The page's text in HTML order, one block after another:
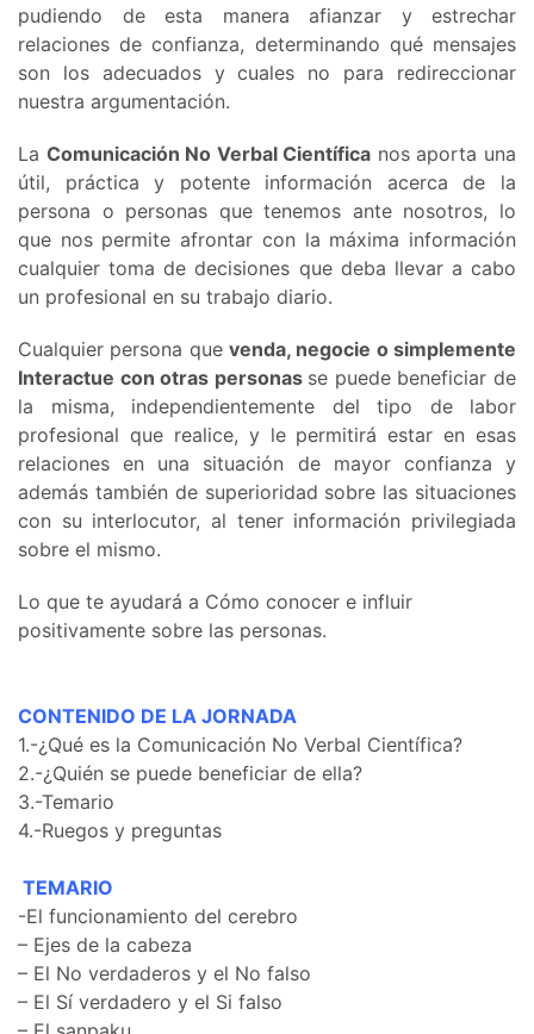
pudiendo de esta manera afianzar y estrechar
relaciones de confianza, determinando qué mensajes
son los adecuados y cuales no para redireccionar
nuestra argumentación.
La Comunicación No Verbal Científica nos aporta una
útil, práctica y potente información acerca de la
persona o personas que tenemos ante nosotros, lo
que nos permite afrontar con la máxima información
cualquier toma de decisiones que deba llevar a cabo
un profesional en su trabajo diario.
Cualquier persona que venda, negocie o simplemente
Interactue con otras personas se puede beneficiar de
la misma, independientemente del tipo de labor
profesional que realice, y le permitirá estar en esas
relaciones en una situación de mayor confianza y
además también de superioridad sobre las situaciones
con su interlocutor, al tener información privilegiada
sobre el mismo.
Lo que te ayudará a Cómo conocer e influir
positivamente sobre las personas.
CONTENIDO DE LA JORNADA
1.-¿Qué es la Comunicación No Verbal Científica?
2.-¿Quién se puede beneficiar de ella?
3.-Temario
4.-Ruegos y preguntas
TEMARIO
-El funcionamiento del cerebro
– Ejes de la cabeza
– El No verdaderos y el No falso
– El Sí verdadero y el Si falso